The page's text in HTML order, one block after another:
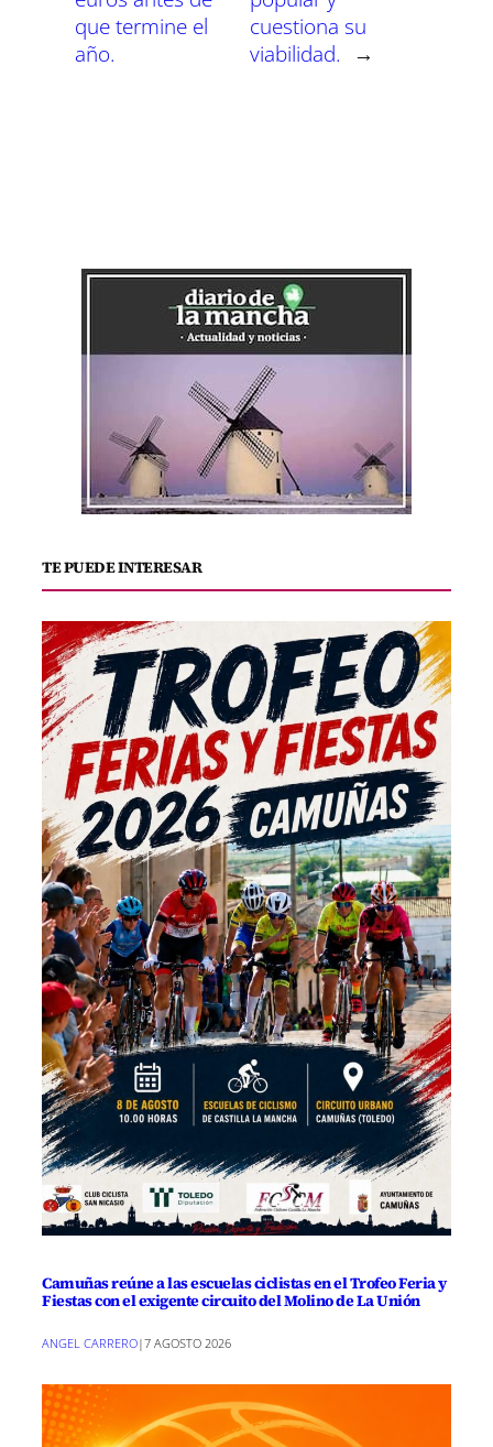
que termine el
año.
cuestiona su
viabilidad.
→
TE PUEDE INTERESAR
Camuñas reúne a las escuelas ciclistas en el Trofeo Feria y
Fiestas con el exigente circuito del Molino de La Unión
ANGEL CARRERO|7 AGOSTO 2026